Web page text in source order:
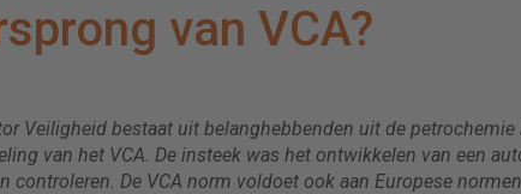
van VCA?
Veiligheid bestaat uit belanghebbenden uit de
van het VCA. De insteek was het ontwikkelen van een
controleren. De VCA norm voldoet ook aan Europese